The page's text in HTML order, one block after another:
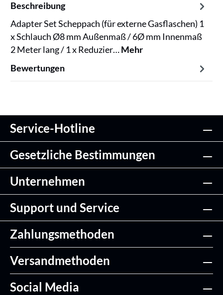
Beschreibung
Adapter Set Scheppach (für externe Gasflaschen) 1
x Schlauch Ø8 mm Außenmaß / 6Ø mm Innenmaß
2 Meter lang / 1 x Reduzier…Mehr
Bewertungen
Service-Hotline
Gesetzliche Bestimmungen
Unternehmen
Support und Service
Zahlungsmethoden
Versandmethoden
Social Media